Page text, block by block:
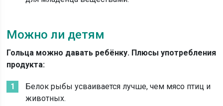
Можно ли детям
Гольца можно давать ребёнку. Плюсы употребления
продукта:
Белок рыбы усваивается лучше, чем мясо птиц и
животных.